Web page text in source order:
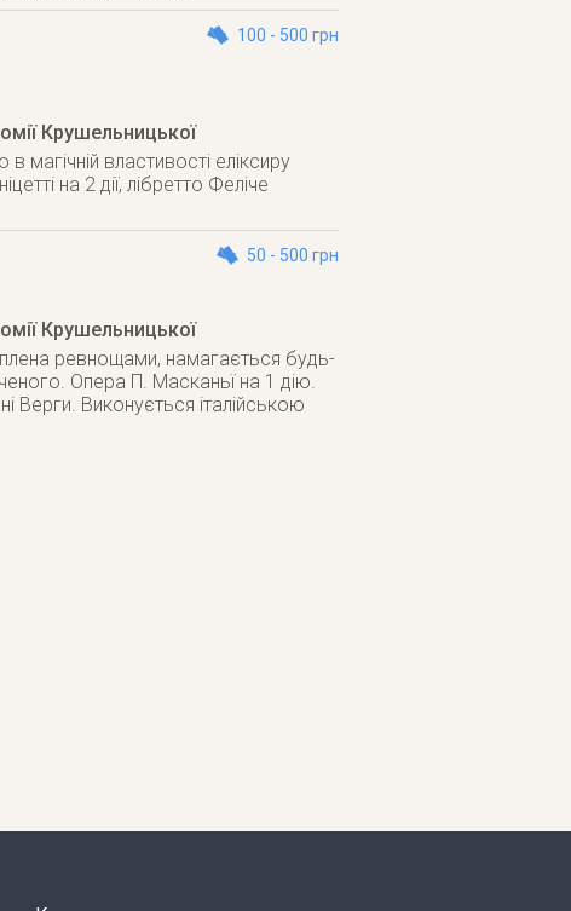
100 - 500 грн
Крушельницької
властивості еліксиру
на 2 дії, лібретто Феліче
50 - 500 грн
Крушельницької
ревнощами, намагається будь-
Опера П. Масканьї на 1 дію.
Верги. Виконується італійською